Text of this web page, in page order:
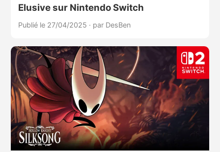
Elusive sur Nintendo Switch
Publié le 27/04/2025 · par DesBen